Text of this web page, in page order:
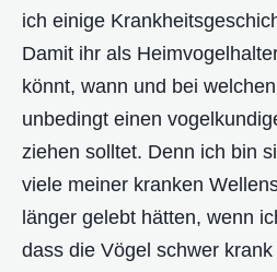
ich einige
Damit ihr als
könnt, wann und bei
unbedingt einen
ziehen solltet. Denn ich bin
viele meiner kranken
länger gelebt hätten, wenn
dass die Vögel schwer krank